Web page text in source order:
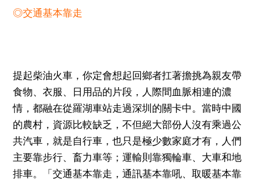
◎交通基本靠走
提起柴油火車，你定會想起回鄉者扛著擔挑為親友帶
食物、衣服、日用品的片段，人際間血脈相連的濃
情，都融在從羅湖車站走過深圳的關卡中。當時中國
的農村，資源比較缺乏，不但絕大部份人沒有乘過公
共汽車，就是自行車，也只是極少數家庭才有，人們
主要靠步行、畜力車等；運輸則靠獨輪車、大車和地
排車。「交通基本靠走，通訊基本靠吼、取暖基本靠